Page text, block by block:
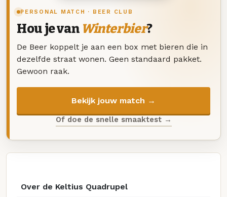
PERSONAL MATCH · BEER CLUB
Hou je van Winterbier?
De Beer koppelt je aan een box met bieren die in
dezelfde straat wonen. Geen standaard pakket.
Gewoon raak.
Bekijk jouw match →
Of doe de snelle smaaktest →
Over de Keltius Quadrupel